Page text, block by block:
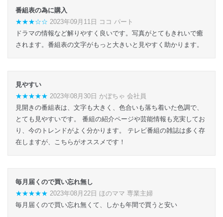
番組表の為に購入
★★★☆☆ 2023年09月11日 ココ パート
ドラマの情報など解りやすく良いです。写真がとてもきれいで癒
されます。番組表の文字がもっと大きいと見やすく助かります。
見やすい
★★★★★ 2023年08月30日 かぼちゃ 会社員
見開きの番組表は、文字も大きく、色合いも落ち着いた色調で、
とても見やすいです。 番組の紹介ページや芸能情報も充実してお
り、今のトレンドがよく分かります。 テレビ番組の雑誌は多く存
在しますが、こちらがオススメです！
毎月届くので買い忘れ無し
★★★★★ 2023年08月22日 ほのママ 専業主婦
毎月届くので買い忘れ無くて、しかも年間で買うと安い